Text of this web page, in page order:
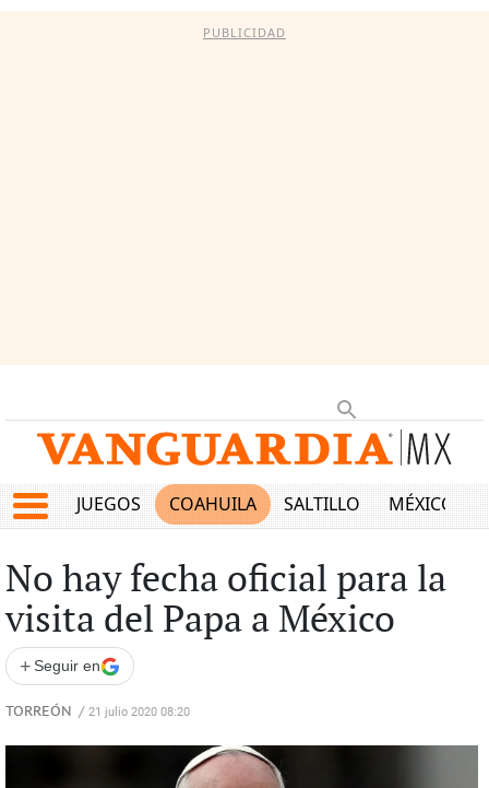
PUBLICIDAD
JUEGOS COAHUILA SALTILLO MÉXICO
No hay fecha oficial para la
visita del Papa a México
+ Seguir en
TORREÓN / 21 julio 2020 08:20